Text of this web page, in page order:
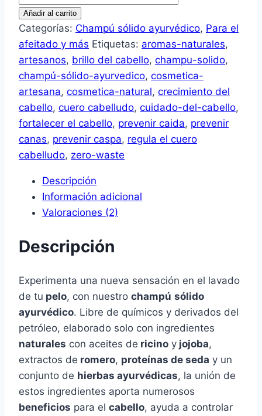
solido
ayurvédico
cantidad
Añadir al carrito
Categorías: Champú sólido ayurvédico, Para el
afeitado y más Etiquetas: aromas-naturales,
artesanos, brillo del cabello, champu-solido,
champú-sólido-ayurvedico, cosmetica-
artesana, cosmetica-natural, crecimiento del
cabello, cuero cabelludo, cuidado-del-cabello,
fortalecer el cabello, prevenir caida, prevenir
canas, prevenir caspa, regula el cuero
cabelludo, zero-waste
Descripción
Información adicional
Valoraciones (2)
Descripción
Experimenta una nueva sensación en el lavado
de tu pelo, con nuestro champú sólido
ayurvédico. Libre de químicos y derivados del
petróleo, elaborado solo con ingredientes
naturales con aceites de ricino y jojoba,
extractos de romero, proteínas de seda y un
conjunto de hierbas ayurvédicas, la unión de
estos ingredientes aporta numerosos
beneficios para el cabello, ayuda a controlar